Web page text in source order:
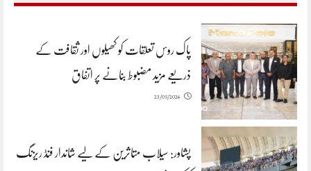
پاک روس تعلقات کو کھیلوں اور ثقافت کے
ذریعے مزید مضبوط بنانے پر اتفاق
23/05/2026
پشاور: سیلاب متاثرین کے لیے شاندار فنڈ ریزنگ